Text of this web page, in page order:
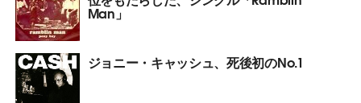
Man」
ジョニー・キャッシュ、死後初のNo.1